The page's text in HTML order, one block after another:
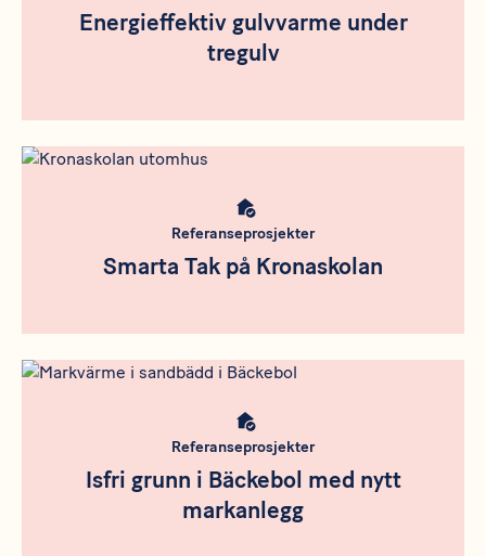
Energieffektiv gulvvarme under
tregulv
Rådgivning
Meta bild
Referanseprosjekter
Smarta Tak på Kronaskolan
Rådgivning
Meta bild
Referanseprosjekter
Isfri grunn i Bäckebol med nytt
markanlegg